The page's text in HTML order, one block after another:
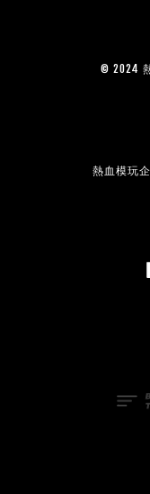
© 2024
熱血模玩